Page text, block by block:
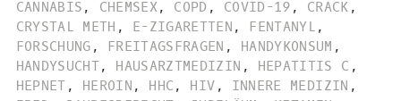
CANNABIS , CHEMSEX , COPD , COVID-19 , CRACK ,
CRYSTAL METH , E-ZIGARETTEN , FENTANYL ,
FORSCHUNG , FREITAGSFRAGEN , HANDYKONSUM ,
HANDYSUCHT, HAUSARZTMEDIZIN , HEPATITIS C ,
HEPNET , HEROIN , HHC , HIV , INNERE MEDIZIN ,